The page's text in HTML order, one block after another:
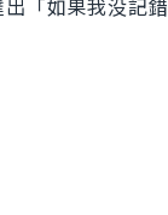
「如果我没記錯